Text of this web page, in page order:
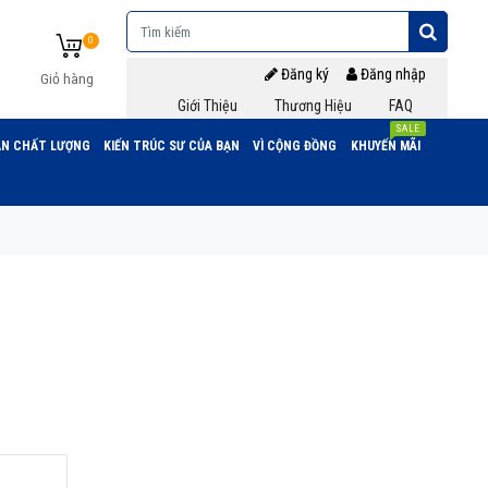
0
Giỏ hàng Đăng ký
Đăng nhập
Giới Thiệu
Thương Hiệu FAQ
CHẤT LƯỢNG KIẾN TRÚC SƯ CỦA BẠN VÌ CỘNG ĐỒNG KHUYẾN MÃI
SALE